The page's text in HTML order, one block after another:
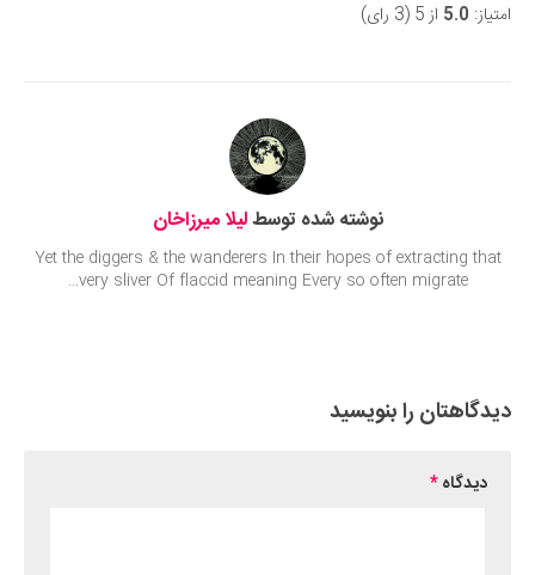
امتیاز: 5.0 از 5 (3 رای)
نوشته شده توسطلیلا میرزاخان
Yet the diggers & the wanderers In their hopes of extracting that
very sliver Of flaccid meaning Every so often migrate...
دیدگاهتان را بنویسید
دیدگاه*